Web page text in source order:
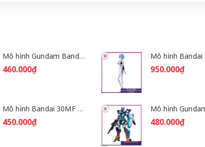
Mô hình Gundam Bandai HGGQ Zaku 1/144 – MSG GQuuuuuuX [GDB] [BHG]
460.000₫ 950.000₫
Mô hình Bandai 30MF Rosan Wizard [GDB] [30MF]
450.000₫ 480.000₫